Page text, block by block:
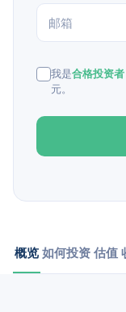
我是合格投资者
元。
概览 如何投资 估值